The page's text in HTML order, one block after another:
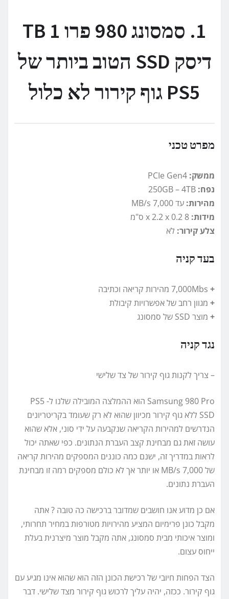
1. סמסונג 980 פרו 1 TB
דיסק SSD הטוב ביותר של
PS5 גוף קירור לא כלול
מפרט טכני
ממשק: PCIe Gen4
נפח:
מהירות: עד 7,000 MB/s
מידות:
צלע קירור: לא
בעד קניה
+
+ מגוון רחב של אפשרויות קיבולת
+ מוצר SSD של סמסונג
נגד קניה
– צריך לקנות גוף קירור של צד שלישי
Samsung 980 Pro הוא ההמלצה המובילה שלנו ל- PS5
SSD ללא גוף קירור מכיוון שהוא לא רק שעומד בקריטריונים
הנדרשים למהירות הקריאה שנקבעה על ידי סוני, אלא שהוא
עושה זאת גם מבחינת קצב העברת הנתונים. כפי שאתה יכול
לראות במדריך זה, ישנם כמה כוננים המספקים מהירות קריאה
של 7,000 MB/s או יותר אך לא כולם מספקים רמה זו מבחינת
העברת נתונים.
אם כן מדוע אנו חושבים שמדובר ברכישה כה טובה ? אתה
מקבל כונן פרימיום המציע מהירויות מטורפות במחיר תחרותי,
ומוצר איכותי מבית סמסונג, אתה מקבל מוצר מיצרנית בעלת
ייחוס עצום.
הצד הפחות חיובי של רכישת הכונן הזה הוא שהוא אינו מגיע עם
גוף קירור. ככזה, יהיה עליך לרכוש גוף קירור מצד שלישי. דבר